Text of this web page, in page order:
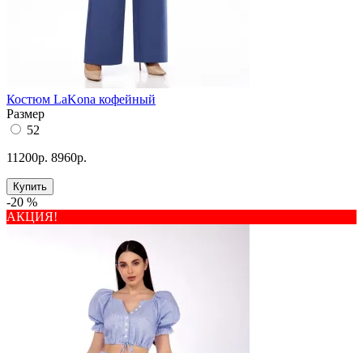
Костюм LaKona кофейный
Размер
52
11200р. 8960р.
Купить
-20 %
АКЦИЯ!